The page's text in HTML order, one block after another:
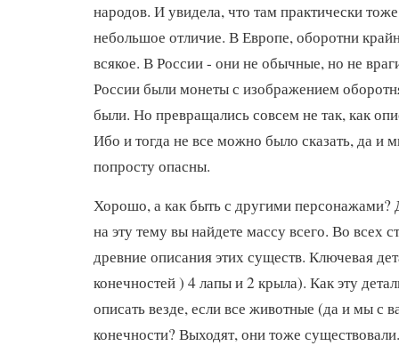
народов. И увидела, что там практически
небольшое отличие. В Европе, оборотни
всякое. В России - они не обычные, но не
России были монеты с изображением
были. Но превращались совсем не так, как
Ибо и тогда не все можно было сказать, да и
попросту опасны.
Хорошо, а как быть с другими персонажами?
на эту тему вы найдете массу всего. Во всех
древние описания этих существ. Ключевая
конечностей ) 4 лапы и 2 крыла). Как эту
описать везде, если все животные (да и мы с
конечности? Выходят, они тоже существовали.